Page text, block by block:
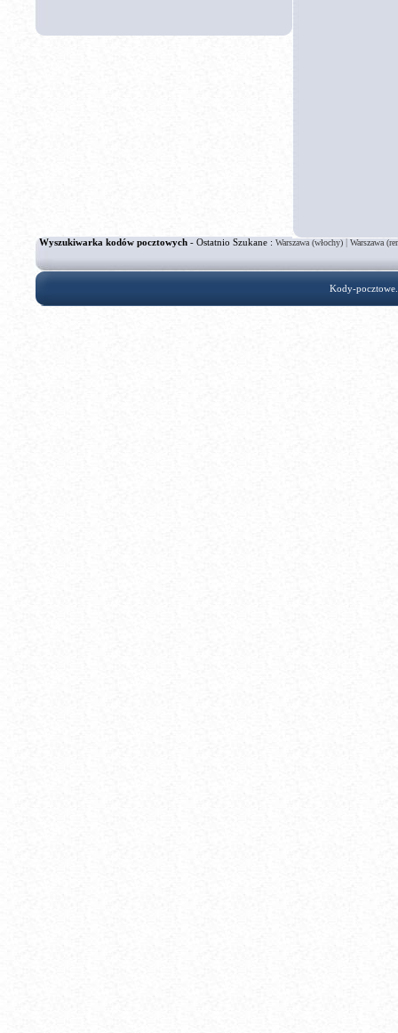
Wyszukiwarka kodów pocztowych - Ostatnio Szukane : Warszawa (włochy)|Warszawa
Kody-